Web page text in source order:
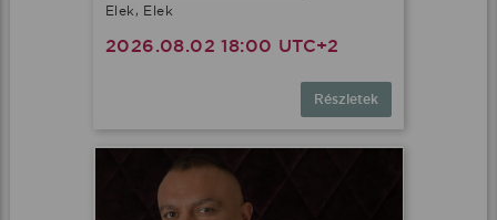
Elek, Elek
2026.08.02 18:00 UTC+2
Részletek